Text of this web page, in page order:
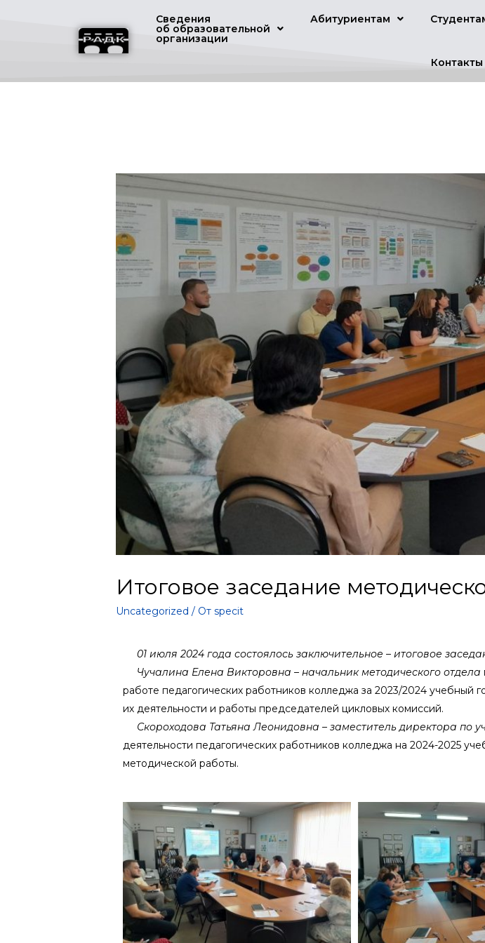
Сведения
об образовательной
организации
Абитуриентам
Контакты
Итоговое заседание
Uncategorized / От specit
01 июля 2024 года состоялось заключительное – итоговое
Чучалина Елена Викторовна – начальник методического отдела
работе педагогических работников колледжа за 2023/2024 учебный
их деятельности и работы председателей цикловых комиссий.
Скороходова Татьяна Леонидовна – заместитель директора по
деятельности педагогических работников колледжа на 2024-2025
методической работы.